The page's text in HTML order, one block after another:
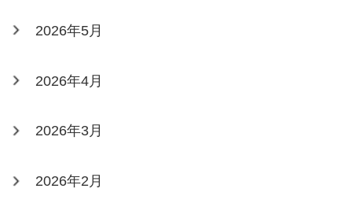
2026年5月
2026年4月
2026年3月
2026年2月